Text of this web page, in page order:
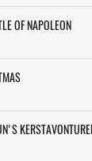
OF NAPOLEON